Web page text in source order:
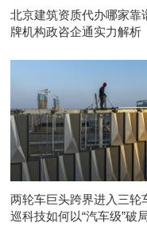
北京建筑资质代办哪家靠
牌机构政咨企通实力解析
两轮车巨头跨界进入三轮
巡科技如何以“汽车级”破